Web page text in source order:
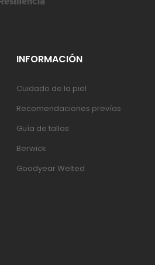
INFORMACIÓN
Cuidado de la piel
Recomendaciones prevías
Guía de tallas
Berwick
Goodyear Welted